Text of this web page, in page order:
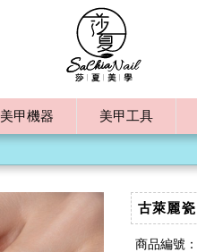
美甲機器 美甲工具
古萊麗
商品編號：